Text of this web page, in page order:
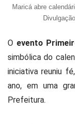
Maricá abre
O evento
simbólica do
iniciativa reuniu
ano, em uma
Prefeitura.